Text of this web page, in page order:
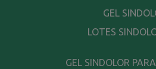
GEL
LOTES
GEL SINDOLOR